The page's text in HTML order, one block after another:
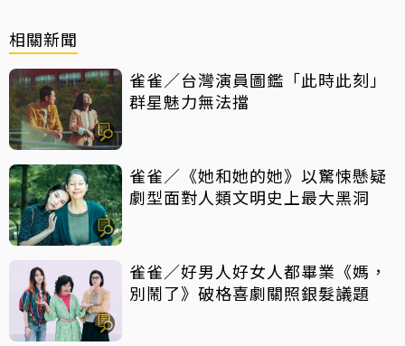
相關新聞
雀雀／台灣演員圖鑑「此時此刻」
群星魅力無法擋
雀雀／《她和她的她》以驚悚懸疑
劇型面對人類文明史上最大黑洞
雀雀／好男人好女人都畢業《媽，
別鬧了》破格喜劇關照銀髮議題